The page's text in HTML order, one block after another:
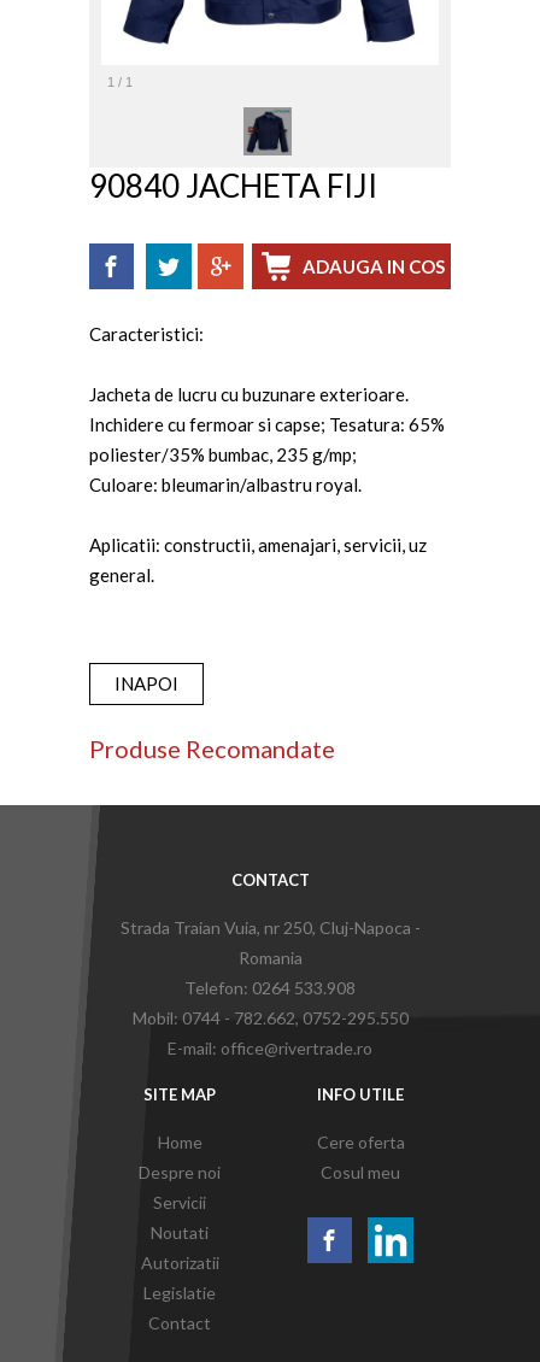
1 / 1
90840 JACHETA FIJI
Caracteristici:
Jacheta de lucru cu buzunare exterioare.
Inchidere cu fermoar si capse; Tesatura: 65%
poliester/35% bumbac, 235 g/mp;
Culoare: bleumarin/albastru royal.
Aplicatii: constructii, amenajari, servicii, uz
general.
INAPOI
Produse Recomandate
CONTACT
Strada Traian Vuia, nr 250, Cluj-Napoca -
Romania
Telefon: 0264 533.908
Mobil: 0744 - 782.662, 0752-295.550
E-mail: office@rivertrade.ro
SITE MAP
Home
Despre noi
Servicii
Noutati
Autorizatii
Legislatie
Contact
INFO UTILE
Cere oferta
Cosul meu